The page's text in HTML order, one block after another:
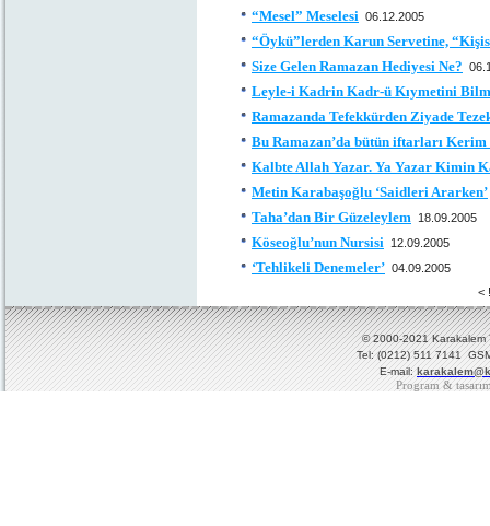
“Mesel” Meselesi 06.12.2005
“Öykü”lerden Karun Servetine,
Size Gelen Ramazan Hediyesi Ne?
Leyle-i Kadrin Kadr-ü Kıymetini
Ramazanda Tefekkürden Ziyade
Bu Ramazan’da bütün iftarları
Kalbte Allah Yazar. Ya Yazar Kimin
Metin Karabaşoğlu ‘Saidleri Ararken’
Taha’dan Bir Güzeleylem 18.09.2005
Köseoğlu’nun Nursisi 12.09.2005
‘Tehlikeli Denemeler’ 04.09.2005
<
© 2000-2021 Karakalem
Tel: (0212) 511 7141
E-mail:
Program &